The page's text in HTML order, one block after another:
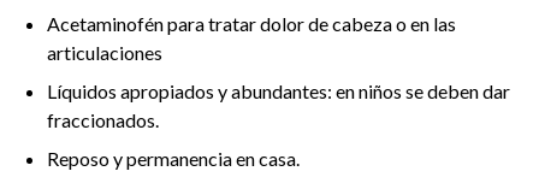
Acetaminofén para tratar dolor de cabeza o en las
articulaciones
Líquidos apropiados y abundantes: en niños se deben dar
fraccionados.
Reposo y permanencia en casa.